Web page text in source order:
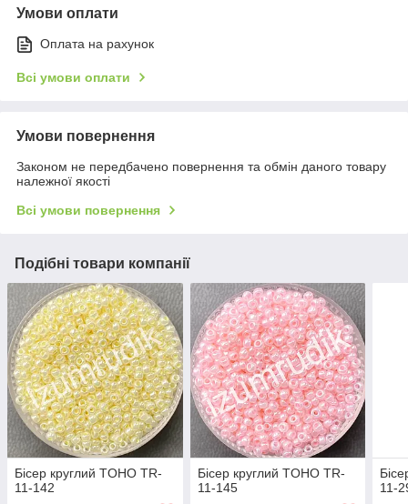
Умови оплати
Оплата на рахунок
Всі умови оплати
Умови повернення
Законом не передбачено повернення та обмін даного товару
належної якості
Всі умови повернення
Подібні товари компанії
Бісер круглий TOHO TR-
11-142
Бісер круглий TOHO TR-
11-145
11-